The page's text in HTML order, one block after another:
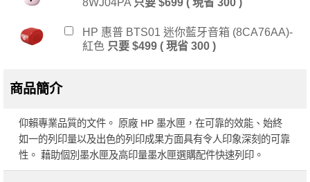
8WJ04PA 只要 $699 ( 現省 300 )
HP 惠普 BTS01 迷你藍牙音箱 (8CA76AA)-
紅色 只要 $499 ( 現省 300 )
商品簡介
仰賴專業品質的文件。 原廠 HP 墨水匣，在可靠的效能、始終
如一的列印量以及出色的列印成果方面具有令人印象深刻的可靠
性。 藉助個別墨水匣及高印量墨水匣選購配件快速列印。